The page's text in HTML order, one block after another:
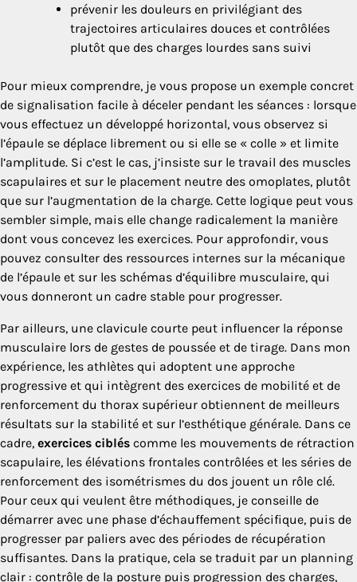
prévenir les douleurs en privilégiant des
trajectoires articulaires douces et contrôlées
plutôt que des charges lourdes sans suivi
Pour mieux comprendre, je vous propose un exemple concret
de signalisation facile à déceler pendant les séances : lorsque
vous effectuez un développé horizontal, vous observez si
l’épaule se déplace librement ou si elle se « colle » et limite
l’amplitude. Si c’est le cas, j’insiste sur le travail des muscles
scapulaires et sur le placement neutre des omoplates, plutôt
que sur l’augmentation de la charge. Cette logique peut vous
sembler simple, mais elle change radicalement la manière
dont vous concevez les exercices. Pour approfondir, vous
pouvez consulter des ressources internes sur la mécanique
de l’épaule et sur les schémas d’équilibre musculaire, qui
vous donneront un cadre stable pour progresser.
Par ailleurs, une clavicule courte peut influencer la réponse
musculaire lors de gestes de poussée et de tirage. Dans mon
expérience, les athlètes qui adoptent une approche
progressive et qui intègrent des exercices de mobilité et de
renforcement du thorax supérieur obtiennent de meilleurs
résultats sur la stabilité et sur l’esthétique générale. Dans ce
cadre, exercices ciblés comme les mouvements de rétraction
scapulaire, les élévations frontales contrôlées et les séries de
renforcement des isométrismes du dos jouent un rôle clé.
Pour ceux qui veulent être méthodiques, je conseille de
démarrer avec une phase d’échauffement spécifique, puis de
progresser par paliers avec des périodes de récupération
suffisantes. Dans la pratique, cela se traduit par un planning
clair : contrôle de la posture puis progression des charges,